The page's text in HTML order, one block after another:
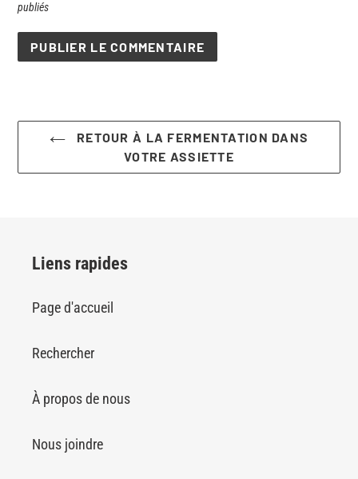
publiés
RETOUR À LA FERMENTATION DANS
VOTRE ASSIETTE
Liens rapides
Page d'accueil
Rechercher
À propos de nous
Nous joindre